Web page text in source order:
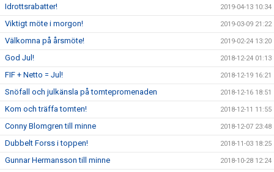
Idrottsrabatter! 2019-04-13 10:34
Viktigt möte i morgon! 2019-03-09 21:22
Välkomna på årsmöte! 2019-02-24 13:20
God Jul! 2018-12-24 01:13
FIF + Netto = Jul! 2018-12-19 16:21
Snöfall och julkänsla på tomtepromenaden 2018-12-16 18:51
Kom och träffa tomten! 2018-12-11 11:55
Conny Blomgren till minne 2018-12-07 23:48
Dubbelt Forss i toppen! 2018-11-03 18:25
Gunnar Hermansson till minne 2018-10-28 12:24